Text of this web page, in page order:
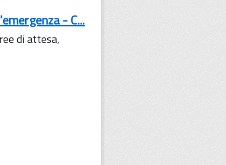
- C...
di attesa,